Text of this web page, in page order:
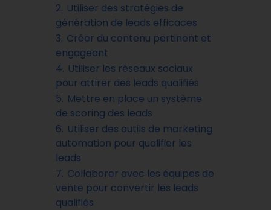
2. Utiliser des stratégies de
génération de leads efficaces
3. Créer du contenu pertinent et
engageant
4. Utiliser les réseaux sociaux
pour attirer des leads qualifiés
5. Mettre en place un système
de scoring des leads
6. Utiliser des outils de marketing
automation pour qualifier les
leads
7. Collaborer avec les équipes de
vente pour convertir les leads
qualifiés